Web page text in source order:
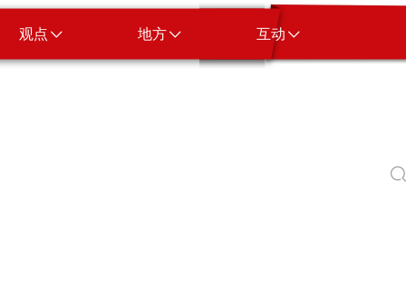
观点 地方 互动